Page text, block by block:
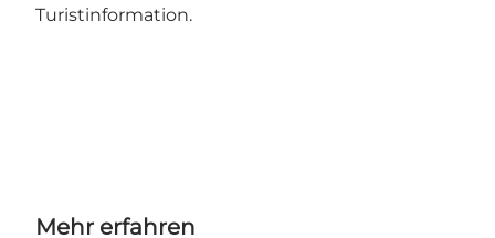
Turistinformation.
Mehr erfahren